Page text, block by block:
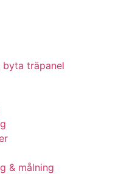
byta träpanel
& målning